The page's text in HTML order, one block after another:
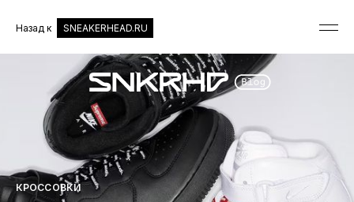
Назад к SNEAKERHEAD.RU
КРОССОВКИ